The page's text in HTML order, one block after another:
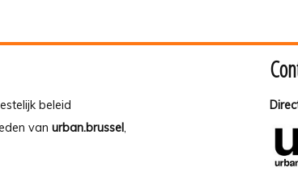
beleid
van urban.brussel,